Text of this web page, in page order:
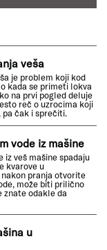
veša
je problem koji kod
kada se primeti lokva
na prvi pogled deluje
reč o uzrocima koji
čak i sprečiti.
vode iz mašine
iz veš mašine spadaju
kvarove u
pranja otvorite
može biti prilično
odakle da
u